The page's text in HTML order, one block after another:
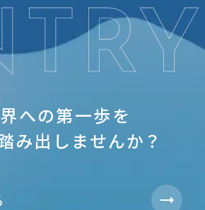
への第一歩を
み出しませんか？